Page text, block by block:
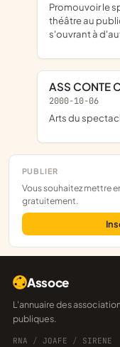
PUBLIER
Vous souhaitez mettre en avant votre association ? Inscrivez-la
gratuitement.
promouvoir le spectacle vivant, présenter nos pièces de
théâtre au
s'ouvrant à
ASS CONTE
2000-10-06
Arts du
Assoce
L'annuaire des associations françaises, construit sur les données
publiques.
RNA / JOAFE / SIRENE